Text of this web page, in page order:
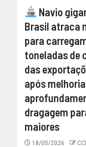
Navio
Brasil atraca
para
toneladas de
das
após
dragagem
maiores
18/05/2026